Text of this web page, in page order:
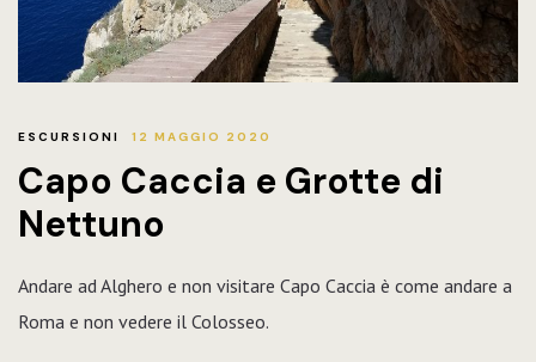
ESCURSIONI 12 MAGGIO 2020
Capo Caccia e Grotte di
Nettuno
Andare ad Alghero e non visitare Capo Caccia è come andare a
Roma e non vedere il Colosseo.